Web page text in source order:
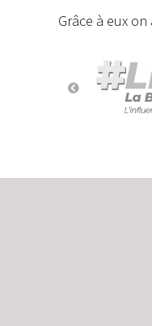
Grâce à eux